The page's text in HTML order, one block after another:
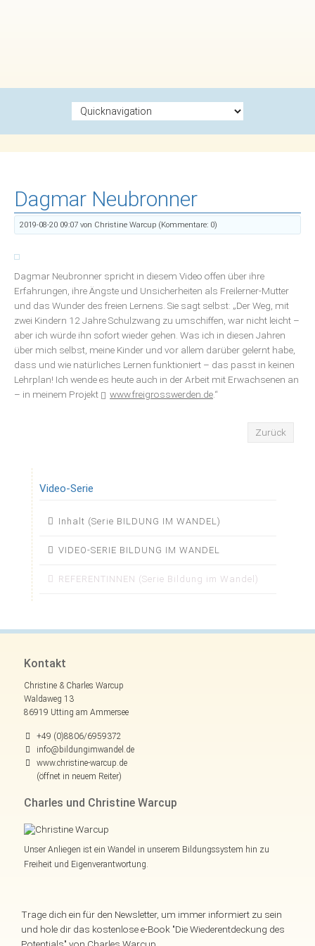
Dagmar Neubronner
2019-08-20 09:07 von Christine Warcup (Kommentare: 0)
Dagmar Neubronner spricht in diesem Video offen über ihre
Erfahrungen, ihre Ängste und Unsicherheiten als Freilerner-Mutter
und das Wunder des freien Lernens. Sie sagt selbst: „Der Weg, mit
zwei Kindern 12 Jahre Schulzwang zu umschiffen, war nicht leicht –
aber ich würde ihn sofort wieder gehen. Was ich in diesen Jahren
über mich selbst, meine Kinder und vor allem darüber gelernt habe,
dass und wie natürliches Lernen funktioniert – das passt in keinen
Lehrplan! Ich wende es heute auch in der Arbeit mit Erwachsenen an
– in meinem Projekt
www.freigrosswerden.de.“
Zurück
Video-Serie
Navigation
Inhalt (Serie BILDUNG IM WANDEL)
VIDEO-SERIE BILDUNG IM WANDEL
REFERENTINNEN (Serie Bildung im Wandel)
Kontakt
Christine & Charles Warcup
Waldaweg 13
86919 Utting am Ammersee
+49 (0)8806/6959372
info@bildungimwandel.de
www.christine-warcup.de
(öffnet in neuem Reiter)
Charles und Christine Warcup
Unser Anliegen ist ein Wandel in unserem Bildungssystem hin zu
Freiheit und Eigenverantwortung.
Trage dich ein für den Newsletter, um immer informiert zu sein
und hole dir das kostenlose e-Book "Die Wiederentdeckung des
Potentials" von Charles Warcup